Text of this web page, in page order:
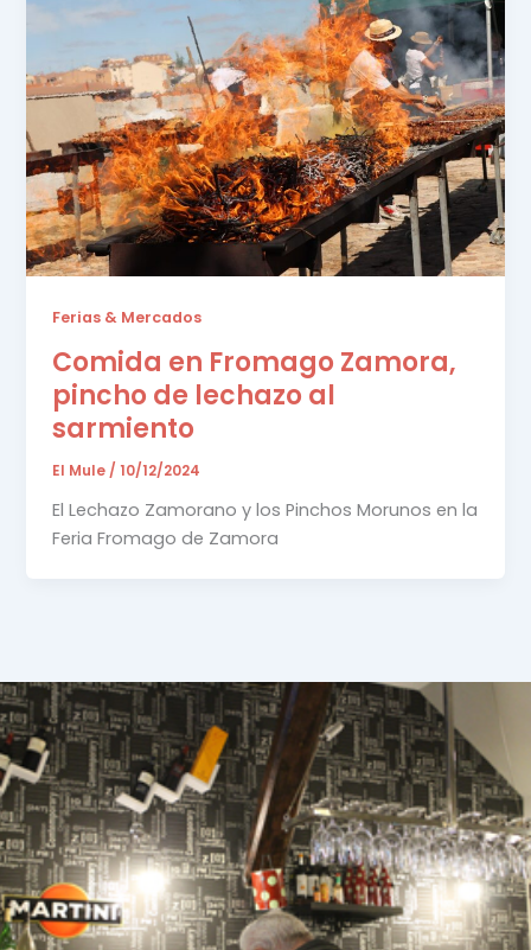
Ferias & Mercados
Comida en Fromago Zamora,
pincho de lechazo al
sarmiento
El Mule /10/12/2024
El Lechazo Zamorano y los Pinchos Morunos en la
Feria Fromago de Zamora